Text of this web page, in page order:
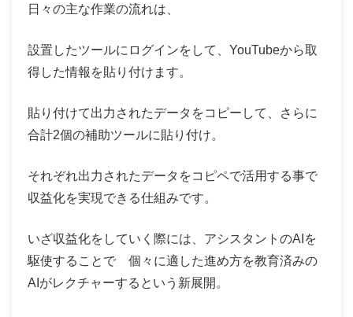
日々の主な作業の流れは、
設置したツールにログインをして、YouTubeから取
得した情報を貼り付けます。
貼り付けて出力されたデータをコピーして、さらに
合計2個の補助ツールに貼り付け。
それぞれ出力されたデータをコピペで活用する事で
収益化を実現できる仕組みです。
いざ収益化をしていく際には、アシスタントのAIを
駆使することで 個々に適した進め方を教育済みの
AIがレクチャーするという新展開。